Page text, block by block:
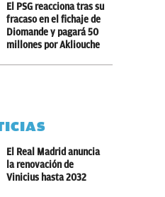
El PSG reacciona tras su
fracaso en el fichaje de
Diomande y pagará 50
millones por Akliouche
El Real Madrid anuncia
la renovación de
Vinicius hasta 2032